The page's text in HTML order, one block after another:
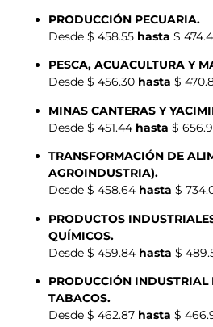
PRODUCCIÓN PECUARIA.
Desde $ 458.55 hasta $
PESCA, ACUACULTURA Y
Desde $ 456.30 hasta $
MINAS CANTERAS Y
Desde $ 451.44 hasta $
TRANSFORMACIÓN DE
AGROINDUSTRIA).
Desde $ 458.64 hasta $
PRODUCTOS
QUÍMICOS.
Desde $ 459.84 hasta $
PRODUCCIÓN INDUSTRIAL
TABACOS.
Desde $ 462.87 hasta $